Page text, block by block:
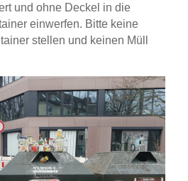
und ohne Deckel in die
einwerfen. Bitte keine
stellen und keinen Müll